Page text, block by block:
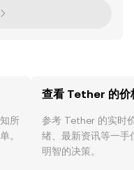
么，这对
货
所
。
查看 Tether 的价
参考 Tether 的实时
绪、最新资讯等一手
明智的决策。